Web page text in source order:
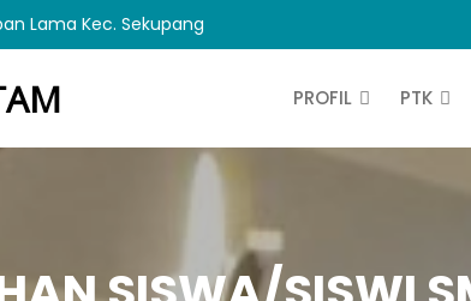
Lama Kec. Sekupang
PROFIL PTK